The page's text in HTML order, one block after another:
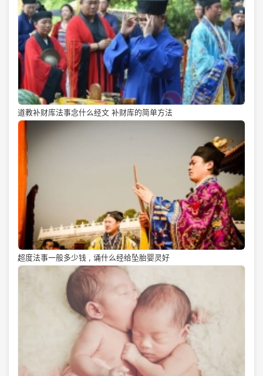
道教补财库法事念什么经文 补财库的简单方法
超度法事一般多少钱 , 诵什么经给坠胎婴灵好